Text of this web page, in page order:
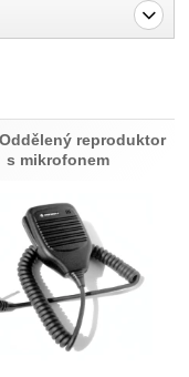
reproduktor
s mikrofonem